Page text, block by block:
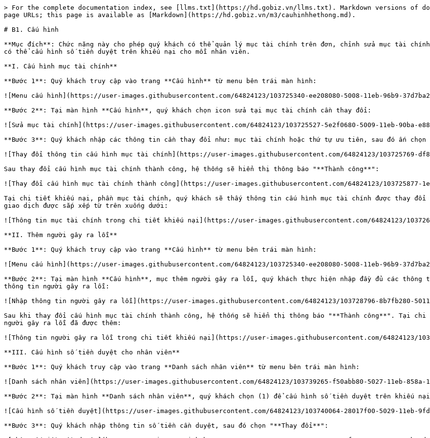
> For the complete documentation index, see [llms.txt](https://hd.gobiz.vn/llms.txt). Markdown versions of
page URLs; this page is available as [Markdown](https://hd.gobiz.vn/m3/cauhinhhethong.md).
# B1. Cấu hình
**Mục đích**: Chức năng này cho phép quý khách có thể quản lý mục tài chính trên đơn, chỉnh sửa mục tài
có thể cấu hình số tiền duyệt trên khiếu nại cho mỗi nhân viên.
**I. Cấu hình mục tài chính**
**Bước 1**: Quý khách truy cập vào trang **Cấu hình** từ menu bên trái màn hình:
![Menu cấu hình](https://user-images.githubusercontent.com/64824123/103725340-ee208080-5008-11eb-96b9-
**Bước 2**: Tại màn hình **Cấu hình**, quý khách chọn icon sửa tại mục tài chính cần thay đổi:
![Sửa mục tài chính](https://user-images.githubusercontent.com/64824123/103725527-5e2f0680-5009-11eb-90ba-
**Bước 3**: Quý khách nhập các thông tin cần thay đổi như: mục tài chính hoặc thứ tự ưu tiên, sau đó ấn
![Thay đổi thông tin cấu hình mục tài chính](https://user-images.githubusercontent.com/64824123/103725769-
Sau thay đổi cấu hình mục tài chính thành công, hệ thống sẽ hiển thị thông báo "**Thành công**":
![Thay đổi cấu hình mục tài chính thành công](https://user-images.githubusercontent.com/64824123/103725877-
Tại chi tiết khiếu nại, phần mục tài chính, quý khách sẽ thấy thông tin cấu hình mục tài chính được thay
giao dịch được sắp xếp từ trên xuống dưới:
![Thông tin mục tài chính trong chi tiết khiếu nại](https://user-images.githubusercontent.com/64824123/
**II. Thêm người gây ra lỗi**
**Bước 1**: Quý khách truy cập vào trang **Cấu hình** từ menu bên trái màn hình:
![Menu cấu hình](https://user-images.githubusercontent.com/64824123/103725340-ee208080-5008-11eb-96b9-
**Bước 2**: Tại màn hình **Cấu hình**, mục thêm người gây ra lỗi, quý khách thực hiện nhập đầy đủ các
thông tin người gây ra lỗi:
![Nhập thông tin người gây ra lỗi](https://user-images.githubusercontent.com/64824123/103728796-8b7fb280-5011-
Sau khi thay đổi cấu hình mục tài chính thành công, hệ thống sẽ hiển thị thông báo "**Thành công**". Tại
người gây ra lỗi đã được thêm:
![Thông tin người gây ra lỗi trong chi tiết khiếu nại](https://user-images.githubusercontent.com/64824123/
**III. Cấu hình số tiền duyệt cho nhân viên**
**Bước 1**: Quý khách truy cập vào trang **Danh sách nhân viên** từ menu bên trái màn hình:
![Danh sách nhân viên](https://user-images.githubusercontent.com/64824123/103739265-f50abb80-5027-11eb-858a-
**Bước 2**: Tại màn hình **Danh sách nhân viên**, quý khách chọn (1) để cấu hình số tiền duyệt trên khiếu
![Cấu hình số tiền duyệt](https://user-images.githubusercontent.com/64824123/103740064-28017f00-5029-11eb-
**Bước 3**: Quý khách nhập thông tin số tiền cần duyệt, sau đó chọn "**Thay đổi**":